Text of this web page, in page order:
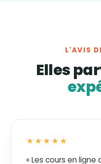
L'AVIS
Elles
★★★★★
« Les cours en ligne